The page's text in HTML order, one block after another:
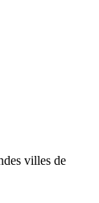
villes de